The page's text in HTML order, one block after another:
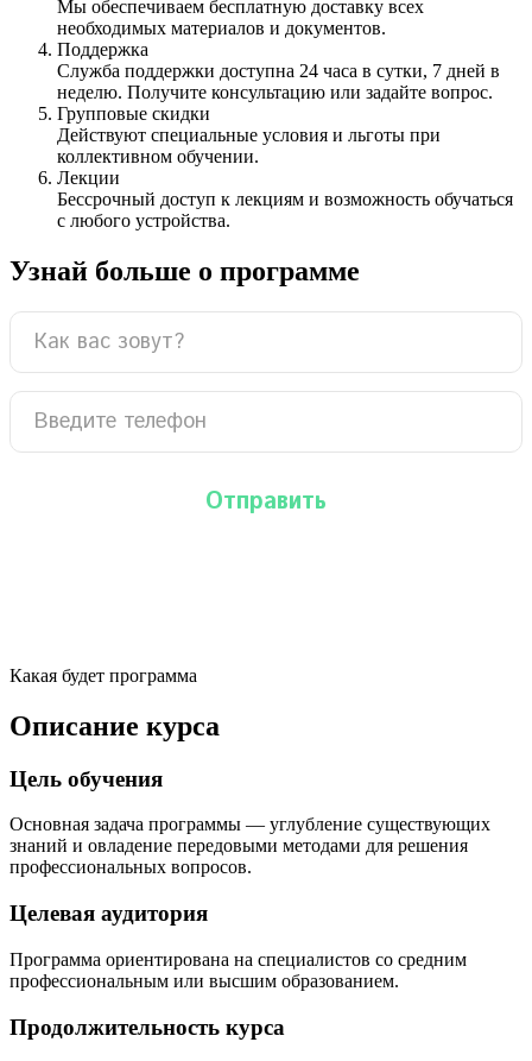
Мы обеспечиваем бесплатную доставку всех
необходимых материалов и документов.
Поддержка
Служба поддержки доступна 24 часа в сутки, 7 дней в
неделю. Получите консультацию или задайте вопрос.
Групповые скидки
Действуют специальные условия и льготы при
коллективном обучении.
Лекции
Бессрочный доступ к лекциям и возможность обучаться
с любого устройства.
Узнай больше о программе
Какая будет программа
Описание курса
Цель обучения
Основная задача программы — углубление существующих
знаний и овладение передовыми методами для решения
профессиональных вопросов.
Целевая аудитория
Программа ориентирована на специалистов со средним
профессиональным или высшим образованием.
Продолжительность курса